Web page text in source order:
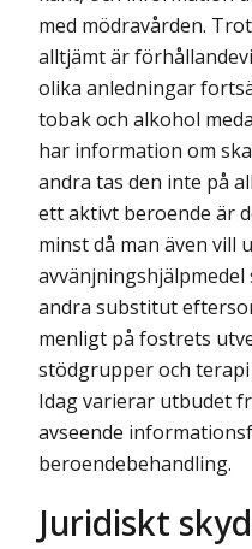
med mödravården.
alltjämt är
olika anledningar
tobak och alkohol
har information om
andra tas den inte på
ett aktivt beroende är
minst då man även vill
andra substitut
menligt på fostrets
stödgrupper och
Idag varierar utbudet
avseende
beroendebehandling.
Juridiskt